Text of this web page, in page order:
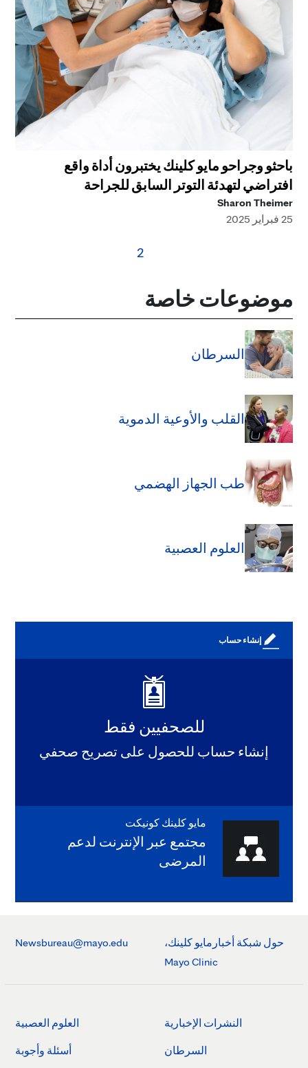
باحثو وجراحو مايو كلينك يختبرون أداة واقع
افتراضي لتهدئة التوتر السابق للجراحة
Sharon Theimer
25 فبراير 2025
2
موضوعات خاصة
السرطان
القلب والأوعية الدموية
طب الجهاز الهضمي
العلوم العصبية
إنشاء حساب
للصحفيين فقط
إنشاء حساب للحصول على تصريح صحفي
مايو كلينك كونيكت
مجتمع عبر الإنترنت لدعم
المرضى
حول شبكة أخبارمايو كلينك،
Mayo Clinic
Newsbureau@mayo.edu
النشرات الإخبارية
السرطان
العلوم العصبية
أسئلة وأجوبة